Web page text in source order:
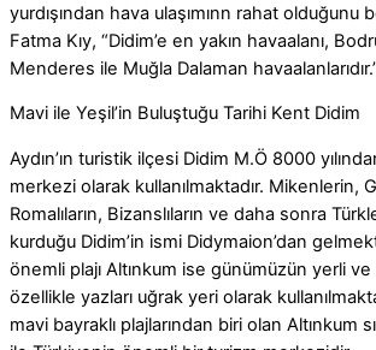
yurdışından hava ulaşımınn rahat olduğunu
Fatma Kıy, “Didim’e en yakın havaalanı,
Menderes ile Muğla Dalaman
Mavi ile Yeşil’in Buluştuğu Tarihi Kent Didim
Aydın’ın turistik ilçesi Didim M.Ö 8000
merkezi olarak kullanılmaktadır. Mikenlerin,
Romalıların, Bizanslıların ve daha sonra
kurduğu Didim’in ismi Didymaion’dan
önemli plajı Altınkum ise günümüzün yerli
özellikle yazları uğrak yeri olarak
mavi bayraklı plajlarından biri olan Altınkum